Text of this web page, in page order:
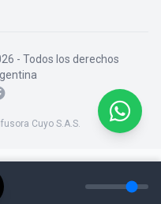
- Todos los derechos
Cuyo S.A.S.